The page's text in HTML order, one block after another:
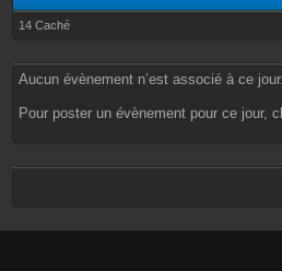
14 Caché
Aucun évènement n’est associé à ce jour.
Pour poster un évènement pour ce jour,